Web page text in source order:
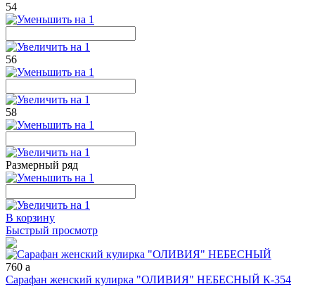
54
56
58
Размерный ряд
В корзину
Быстрый просмотр
760 a
Сарафан женский кулирка "ОЛИВИЯ" НЕБЕСНЫЙ К-354